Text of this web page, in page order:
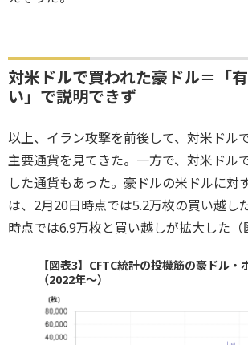
対米ドルで買われた豪ドル＝「
い」で説明できず
以上、イラン攻撃を前後して、対米ドル
主要通貨を見てきた。一方で、対米ドル
した通貨もあった。豪ドルの米ドルに対
は、2月20日時点では5.2万枚の買い越し
時点では6.9万枚と買い越しが拡大した（
【図表3】CFTC統計の投機筋の豪ドル・
（2022年～）